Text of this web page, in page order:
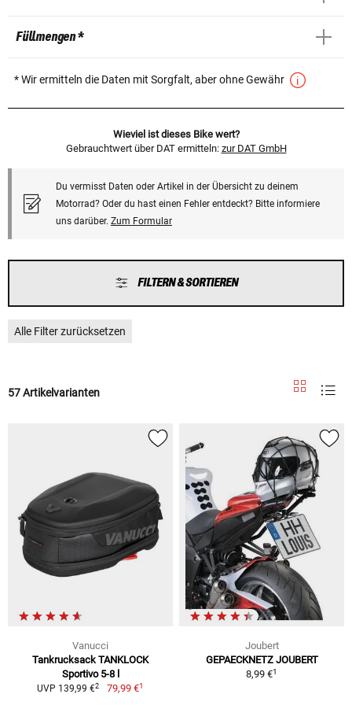
Füllmengen *
* Wir ermitteln die Daten mit Sorgfalt, aber ohne Gewähr
Wieviel ist dieses Bike wert?
Gebrauchtwert über DAT ermitteln: zur DAT GmbH
Du vermisst Daten oder Artikel in der Übersicht zu deinem
Motorrad? Oder du hast einen Fehler entdeckt? Bitte informiere
uns darüber. Zum Formular
FILTERN & SORTIEREN
Alle Filter zurücksetzen
57 Artikelvarianten
Vanucci
Tankrucksack TANKLOCK
Sportivo 5-8 l
UVP 139,99 €2 79,99 €1
Joubert
GEPAECKNETZ JOUBERT
8,99 €1